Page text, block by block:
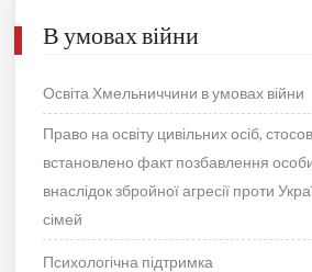
В умовах війни
Освіта Хмельниччини в умовах війни
Право на освіту цивільних осіб,
встановлено факт позбавлення
внаслідок збройної агресії проти
сімей
Психологічна підтримка